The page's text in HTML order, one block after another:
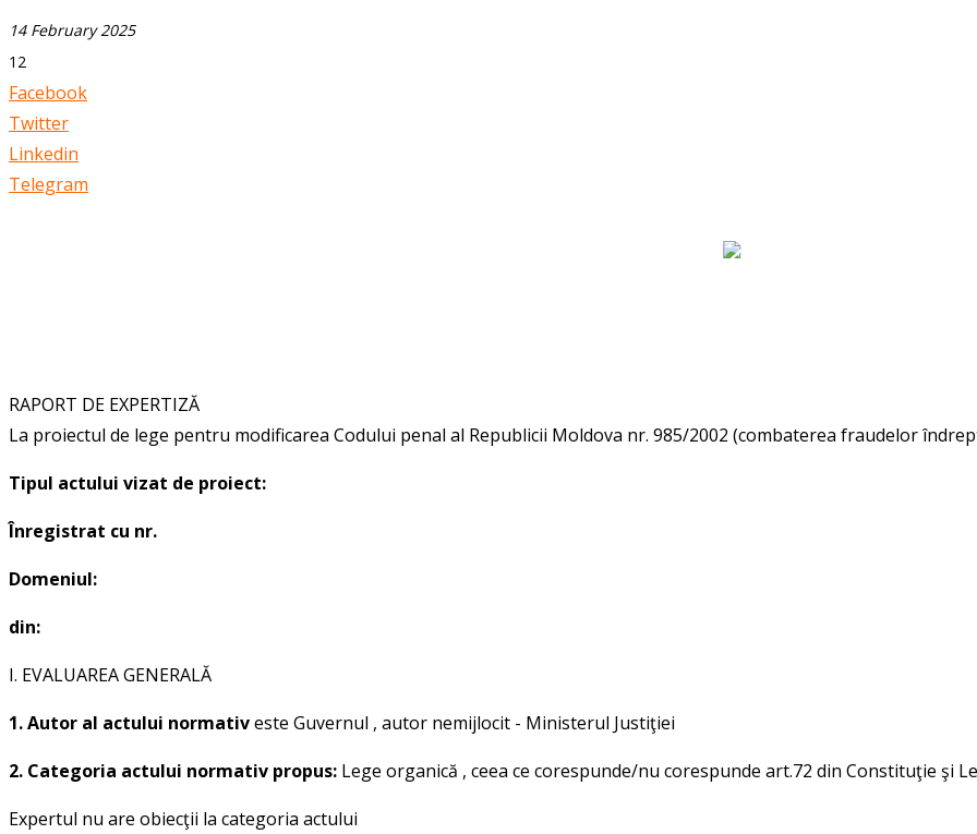
14 February 2025
12
Facebook
Twitter
Linkedin
Telegram
RAPORT DE EXPERTIZĂ
La proiectul de lege pentru modificarea Codului penal al Republicii Moldova nr. 985/2002 (combaterea fraudelor
Tipul actului vizat de proiect:
Înregistrat cu nr.
Domeniul:
din:
I. EVALUAREA GENERALĂ
1. Autor al actului normativeste Guvernul , autor nemijlocit - Ministerul Justiţiei
2. Categoria actului normativ propus: Lege organică , ceea ce corespunde/nu corespunde art.72 din Constituţie şi
Expertul nu are obiecţii la categoria actului